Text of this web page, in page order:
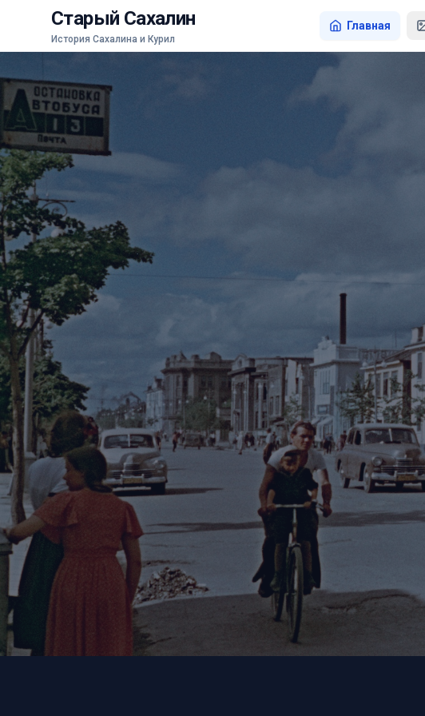
Старый Сахалин
История Сахалина и Курил
Главная